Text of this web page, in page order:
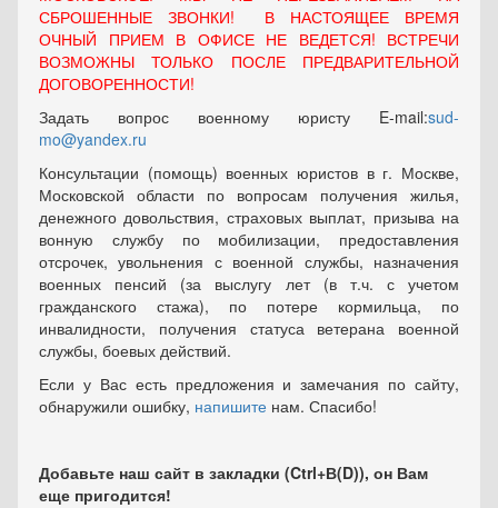
СБРОШЕННЫЕ ЗВОНКИ! В НАСТОЯЩЕЕ ВРЕМЯ
ОЧНЫЙ ПРИЕМ В ОФИСЕ НЕ ВЕДЕТСЯ! ВСТРЕЧИ
ВОЗМОЖНЫ ТОЛЬКО ПОСЛЕ ПРЕДВАРИТЕЛЬНОЙ
ДОГОВОРЕННОСТИ!
Задать вопрос военному юристу E-mail:sud-
mo@yandex.ru
Консультации (помощь) военных юристов в г. Москве,
Московской области по вопросам получения жилья,
денежного довольствия, страховых выплат, призыва на
вонную службу по мобилизации, предоставления
отсрочек, увольнения с военной службы, назначения
военных пенсий (за выслугу лет (в т.ч. с учетом
гражданского стажа), по потере кормильца, по
инвалидности, получения статуса ветерана военной
службы, боевых действий.
Если у Вас есть предложения и замечания по сайту,
обнаружили ошибку, напишите нам. Спасибо!
Добавьте наш сайт в закладки (Ctrl+В(D)), он Вам
еще пригодится!